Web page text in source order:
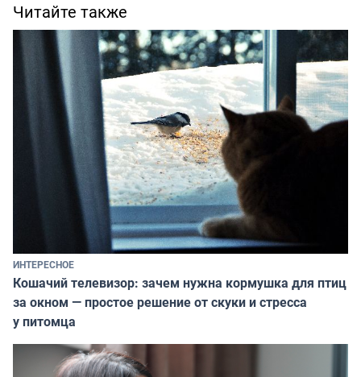
Читайте также
ИНТЕРЕСНОЕ
Кошачий телевизор: зачем нужна кормушка для птиц
за окном — простое решение от скуки и стресса
у питомца